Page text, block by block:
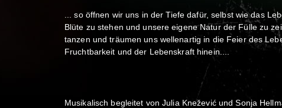
... so öffnen wir uns in der Tiefe dafür, selbst wie das
Blüte zu stehen und unsere eigene Natur der Fülle zu
tanzen und träumen uns wellenartig in die Feier des
Fruchtbarkeit und der Lebenskraft hinein....
Musikalisch begleitet von Julia Knežević und Sonja